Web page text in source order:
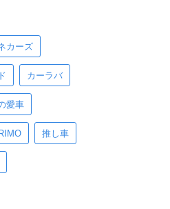
カーズ
カーラバ
愛車
推し車